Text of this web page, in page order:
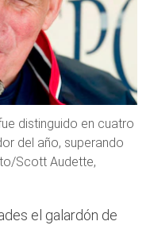
distinguido en cuatro
del año, superando
Scott Audette,
el galardón de